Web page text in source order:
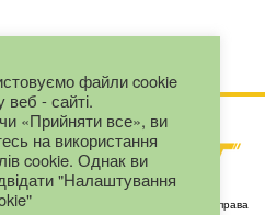
Copyright by LLC "Eurojet" © 2025. Все права
файли cookie
- сайті.
«Прийняти все», ви
на використання
cookie. Однак ви
"Налаштування